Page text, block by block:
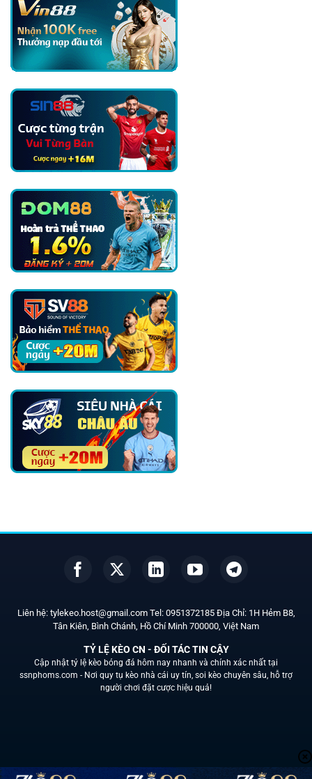
50
triệu
bảng
Áp
Lực
Lên
Tuyển
Để
Được
Sang
Liên hệ: tylekeo.host@gmail.comTel: 0951372185Địa Chỉ: 1H Hẻm B8,
Tân Kiên, Bình Chánh, Hồ Chí Minh 700000 , Việt Nam
TỶ LỆ KÈO CN - ĐỐI TÁC TIN CẬY
Cập nhật tỷ lệ kèo bóng đá hôm nay nhanh và chính xác nhất tại
ssnphoms.com - Nơi quy tụ kèo nhà cái uy tín, soi kèo chuyên sâu, hỗ trợ
người chơi đặt cược hiệu quả!